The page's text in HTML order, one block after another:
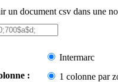
un document csv dans une
Intermarc
:
1 colonne par